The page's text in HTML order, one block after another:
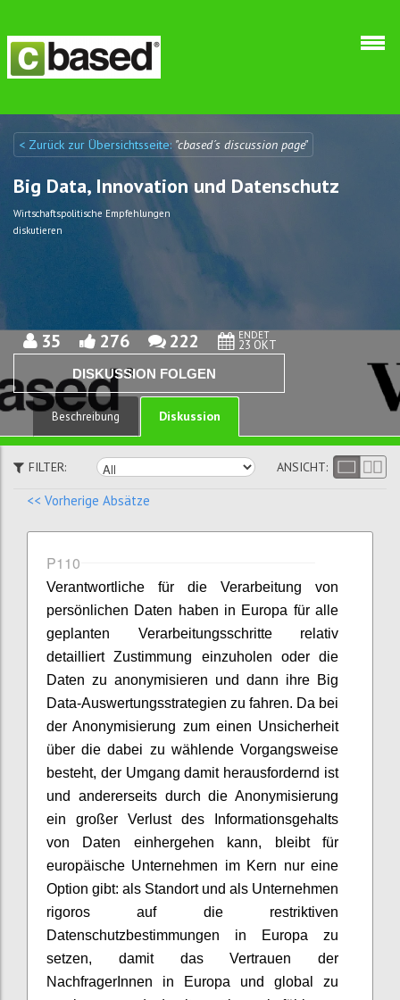
Discuto
Discuto
< Zurück zur Übersichtsseite: "cbased´s discussion page"
Big Data, Innovation und Datenschutz
Wirtschaftspolitische Empfehlungen
diskutieren
35 276 222 ENDET
23 OKT
DISKUSSION FOLGEN
Beschreibung Diskussion
FILTER: ANSICHT:
<< Vorherige Absätze
P110
Verantwortliche für die Verarbeitung von
persönlichen Daten haben in Europa für alle
geplanten Verarbeitungsschritte relativ
detailliert Zustimmung einzuholen oder die
Daten zu anonymisieren und dann ihre Big
Data-Auswertungsstrategien zu fahren. Da bei
der Anonymisierung zum einen Unsicherheit
über die dabei zu wählende Vorgangsweise
besteht, der Umgang damit herausfordernd ist
und andererseits durch die Anonymisierung
ein großer Verlust des Informationsgehalts
von Daten einhergehen kann, bleibt für
europäische Unternehmen im Kern nur eine
Option gibt: als Standort und als Unternehmen
rigoros auf die restriktiven
Datenschutzbestimmungen in Europa zu
setzen, damit das Vertrauen der
NachfragerInnen in Europa und global zu